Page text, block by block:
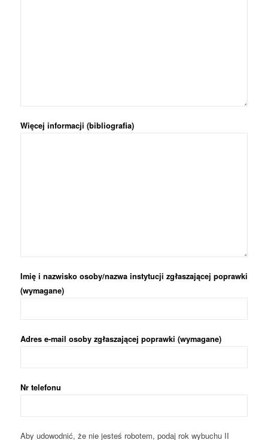
Więcej informacji (bibliografia)
Imię i nazwisko osoby/nazwa instytucji zgłaszającej poprawki
(wymagane)
Adres e-mail osoby zgłaszającej poprawki (wymagane)
Nr telefonu
Aby udowodnić, że nie jesteś robotem, podaj rok wybuchu II